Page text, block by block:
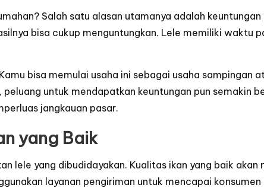
Salah satu alasan utamanya adalah
bisa cukup menguntungkan. Lele memiliki waktu
bisa memulai usaha ini sebagai usaha sampingan
untuk mendapatkan keuntungan pun semakin
jangkauan pasar.
yang Baik
lele yang dibudidayakan. Kualitas ikan yang baik
layanan pengiriman untuk mencapai